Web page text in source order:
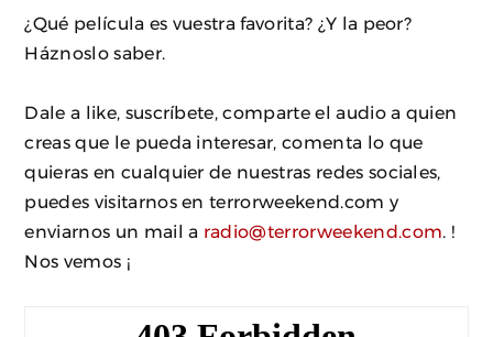
¿Qué película es vuestra favorita? ¿Y la peor?
Háznoslo saber.
Dale a like, suscríbete, comparte el audio a quien
creas que le pueda interesar, comenta lo que
quieras en cualquier de nuestras redes sociales,
puedes visitarnos en terrorweekend.com y
enviarnos un mail a radio@terrorweekend.com . !
Nos vemos ¡